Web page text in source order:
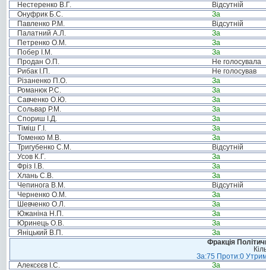
Нестеренко В.Г.
Відсутній
Онуфрик Б.С.
За
Павленко Р.М.
Відсутній
Палатний А.Л.
За
Петренко О.М.
За
Побер І.М.
За
Продан О.П.
Не голосувала
Рибак І.П.
Не голосував
Різаненко П.О.
За
Романюк Р.С.
За
Савченко О.Ю.
За
Сольвар Р.М.
За
Спориш І.Д.
За
Тіміш Г.І.
За
Томенко М.В.
За
Тригубенко С.М.
Відсутній
Усов К.Г.
За
Фріз І.В.
За
Хлань С.В.
За
Чепинога В.М.
Відсутній
Черненко О.М.
За
Шевченко О.Л.
За
Южаніна Н.П.
За
Юринець О.В.
За
Яніцький В.П.
За
Фракція
За:75 Проти:0
Алексєєв І.С.
За